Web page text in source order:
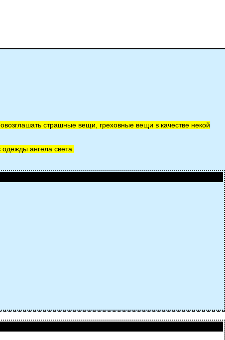
страшные вещи, греховные вещи в качестве некой
одежды ангела света.